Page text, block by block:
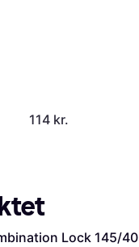
114 kr.
Lock 145/40